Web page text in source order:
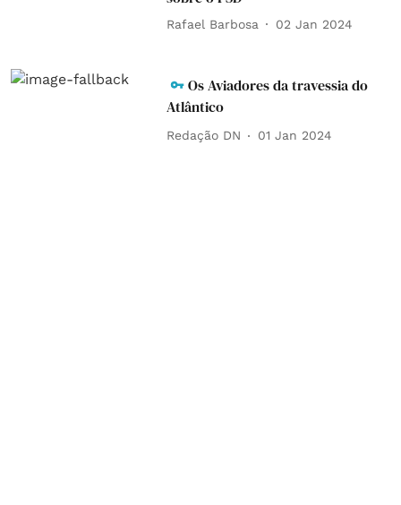
Rafael Barbosa 02 Jan 2024
Os Aviadores da travessia do
Atlântico
Redação DN 01 Jan 2024